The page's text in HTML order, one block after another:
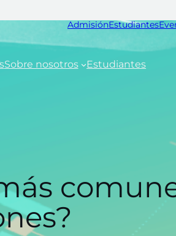
AdmisiónEstudiantes
Sobre nosotros Estudiantes